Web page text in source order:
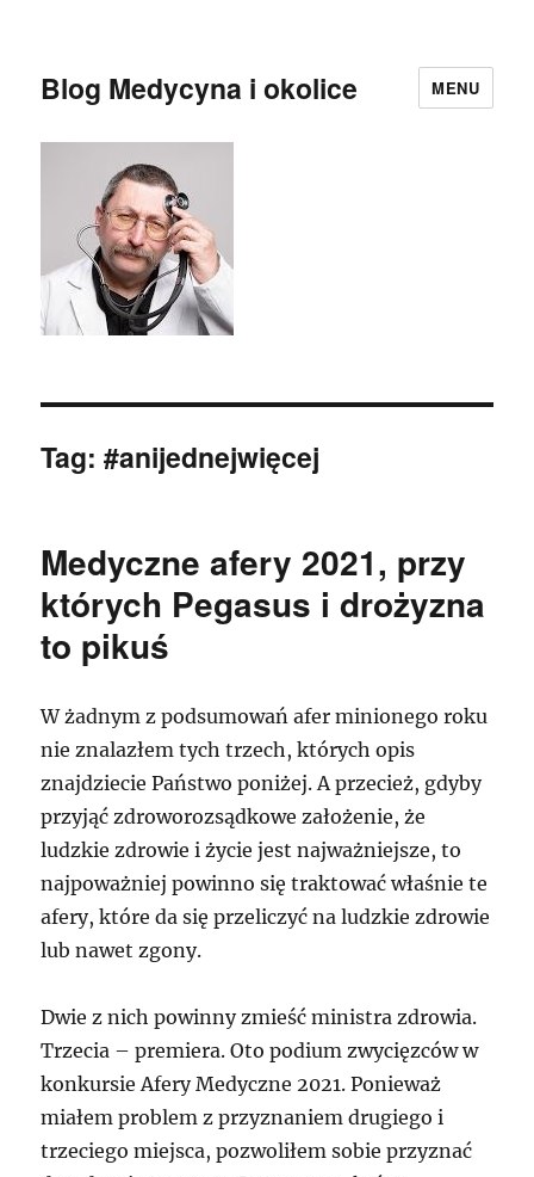
Blog Medycyna i okolice MENU
Tag:#anijednejwięcej
Medyczne afery 2021, przy
których Pegasus i drożyzna
to pikuś
W żadnym z podsumowań afer minionego roku
nie znalazłem tych trzech, których opis
znajdziecie Państwo poniżej. A przecież, gdyby
przyjąć zdroworozsądkowe założenie, że
ludzkie zdrowie i życie jest najważniejsze, to
najpoważniej powinno się traktować właśnie te
afery, które da się przeliczyć na ludzkie zdrowie
lub nawet zgony.
Dwie z nich powinny zmieść ministra zdrowia.
Trzecia – premiera. Oto podium zwycięzców w
konkursie Afery Medyczne 2021. Ponieważ
miałem problem z przyznaniem drugiego i
trzeciego miejsca, pozwoliłem sobie przyznać